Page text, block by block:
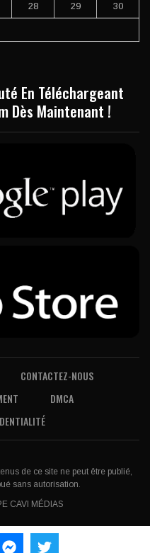
28 29 30
En Téléchargeant
Dès Maintenant !
CONTACTEZ-NOUS
DMCA
de ce site ne peut être publié,
sans autorisation.
CAVI MÉDIAS